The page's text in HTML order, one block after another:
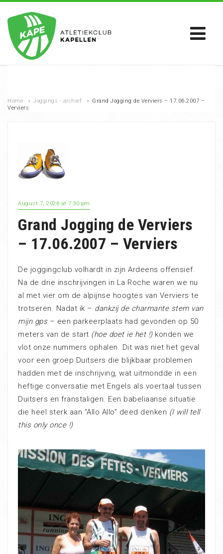
Home › Joggings - archief › Grand Jogging de Verviers – 17.06.2007 –
Verviers
August 7, 2026 at 7:30 pm
Grand Jogging de Verviers
– 17.06.2007 – Verviers
De joggingclub volhardt in zijn Ardeens offensief.
Na de drie inschrijvingen in La Roche waren we nu
al met vier om de alpijnse hoogtes van Verviers te
trotseren. Nadat ik – dankzij de charmante stem van
mijn gps– een parkeerplaats had gevonden op 50
meters van de start (hoe doet ie het !)konden we
vlot onze nummers ophalen. Dit was niet het geval
voor een groep Duitsers die blijkbaar problemen
hadden met de inschrijving, wat uitmondde in een
heftige conversatie met Engels als voertaal tussen
Duitsers en franstaligen. Een babeliaanse situatie
die heel sterk aan “Allo Allo” deed denken (I will tell
this only once !)